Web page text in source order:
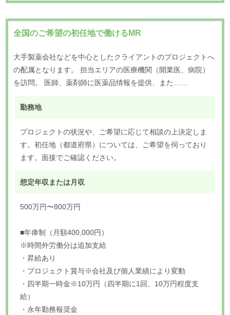
全国のご希望の初任地で働けるMR
大手製薬会社などを中心としたクライアントのプロジェクトへ
の配属となります。 担当エリアの医療機関（開業医、病院）
を訪問。 医師、薬剤師に医薬品情報を提供、また……
勤務地
プロジェクトの状況や、ご希望に応じて相談の上決定しま
す。初任地（都道府県）については、ご希望を伺っており
ます。面接でご確認ください。
想定年収または月収
500万円〜800万円
■年俸制（月額400,000円）
※時間外労働分は追加支給
・昇給あり
・プロジェクト賞与※会社及び個人業績により変動
・四半期一時金※10万円（四半期に1回、10万円程度支
給）
・永年勤務報奨金